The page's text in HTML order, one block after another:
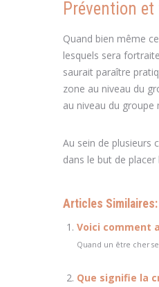
Prévention
Quand bien même
lesquels sera
saurait paraître
zone au niveau du
au niveau du groupe
Au sein de plusieurs
dans le but de
Articles Similaires:
Voici comment
Quand un être cher
Que signifie la